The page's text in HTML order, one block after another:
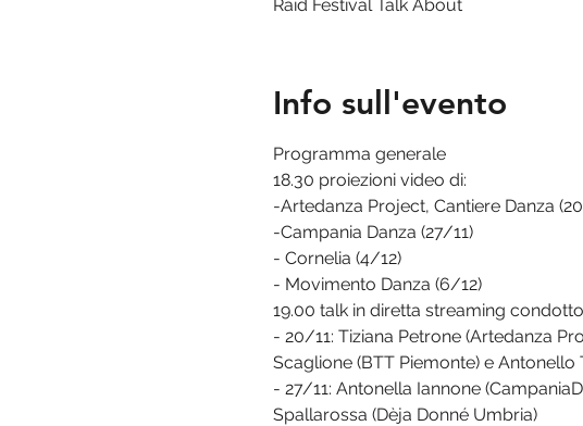
Raid Festival Talk About
Info sull'evento
Programma generale
18.30 proiezioni video di:
-Artedanza Project, Cantiere Danza
-Campania Danza (27/11)
- Cornelia (4/12)
- Movimento Danza (6/12)
19.00 talk in diretta streaming
- 20/11: Tiziana Petrone (Artedanza
Scaglione (BTT Piemonte) e
- 27/11: Antonella Iannone
Spallarossa (Dèja Donné Umbria)